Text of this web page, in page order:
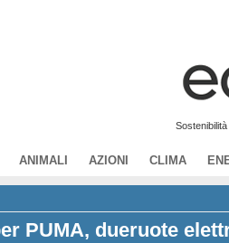
ANIMALI AZIONI CLIMA
PUMA, dueruote